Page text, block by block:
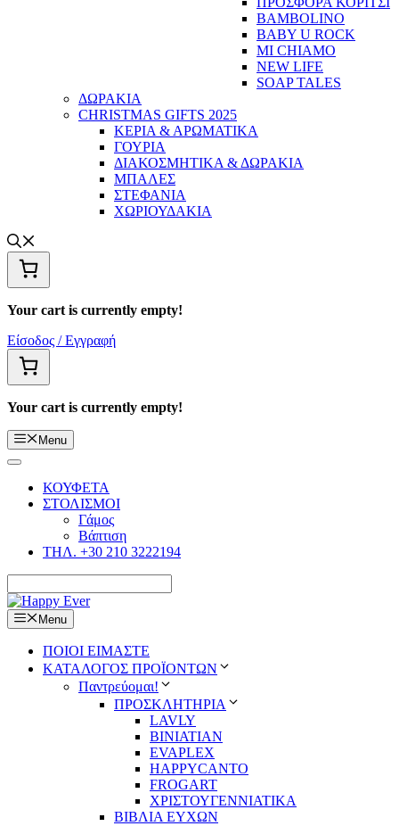
BAMBOLINO
BABY U ROCK
MI CHIAMO
NEW LIFE
SOAP TALES
ΔΩΡΑΚΙΑ
CHRISTMAS GIFTS 2025
ΚΕΡΙΑ & ΑΡΩΜΑΤΙΚΑ
ΓΟΥΡΙΑ
ΔΙΑΚΟΣΜΗΤΙΚΑ & ΔΩΡΑΚΙΑ
ΜΠΑΛΕΣ
ΣΤΕΦΑΝΙΑ
ΧΩΡΙΟΥΔΑΚΙΑ
Your cart is currently empty!
Είσοδος / Εγγραφή
Your cart is currently empty!
Menu
ΚΟΥΦΕΤΑ
ΣΤΟΛΙΣΜΟΙ
Γάμος
Βάπτιση
ΤΗΛ. +30 210 3222194
Menu
ΠΟΙΟΙ ΕΙΜΑΣΤΕ
ΚΑΤΑΛΟΓΟΣ ΠΡΟΪΟΝΤΩΝ
Παντρεύομαι!
ΠΡΟΣΚΛΗΤΗΡΙΑ
LAVLY
BINIATIAN
EVAPLEX
HAPPYCANTO
FROGART
ΧΡΙΣΤΟΥΓΕΝΝΙΑΤΙΚΑ
ΒΙΒΛΙΑ ΕΥΧΩΝ